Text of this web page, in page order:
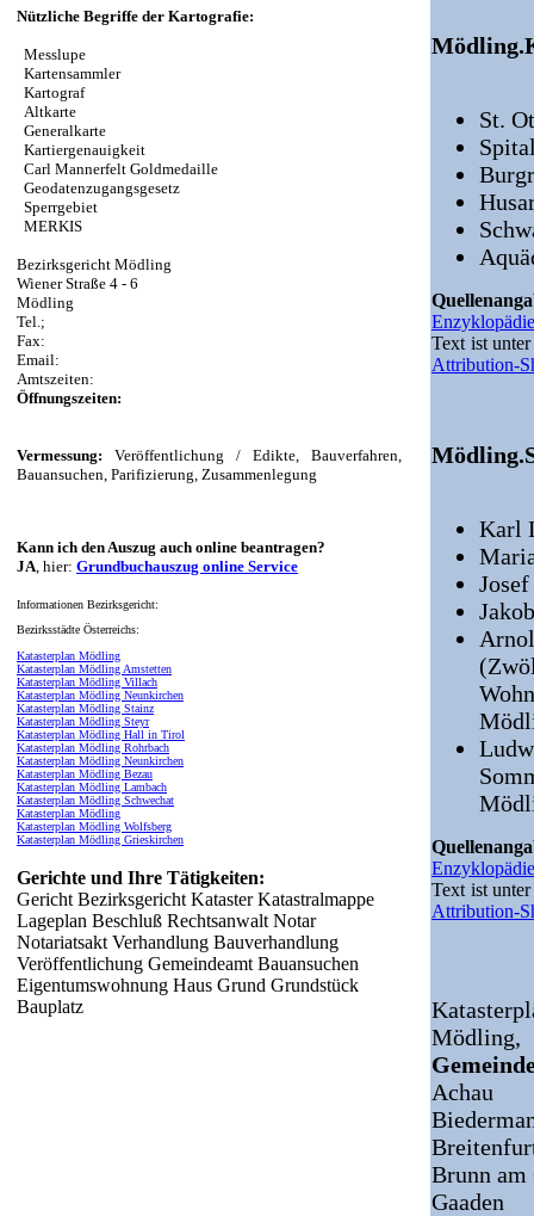
Nützliche Begriffe der Kartografie:
Messlupe
Kartensammler
Kartograf
Altkarte
Generalkarte
Kartiergenauigkeit
Carl Mannerfelt Goldmedaille
Geodatenzugangsgesetz
Sperrgebiet
MERKIS
Bezirksgericht Mödling
Wiener Straße 4 - 6
Mödling
Tel.;
Fax:
Email:
Amtszeiten:
Öffnungszeiten:
Vermessung: Veröffentlichung / Edikte, Bauverfahren,
Bauansuchen, Parifizierung, Zusammenlegung
Kann ich den Auszug auch online beantragen?
JA, hier: Grundbuchauszug online Service
Informationen Bezirksgericht:
Bezirksstädte Österreichs:
Katasterplan Mödling
Katasterplan Mödling Amstetten
Katasterplan Mödling Villach
Katasterplan Mödling Neunkirchen
Katasterplan Mödling Stainz
Katasterplan Mödling Steyr
Katasterplan Mödling Hall in Tirol
Katasterplan Mödling Rohrbach
Katasterplan Mödling Neunkirchen
Katasterplan Mödling Bezau
Katasterplan Mödling Lambach
Katasterplan Mödling Schwechat
Katasterplan Mödling
Katasterplan Mödling Wolfsberg
Katasterplan Mödling Grieskirchen
Gerichte und Ihre Tätigkeiten:
Gericht Bezirksgericht Kataster Katastralmappe
Lageplan Beschluß Rechtsanwalt Notar
Notariatsakt Verhandlung Bauverhandlung
Veröffentlichung Gemeindeamt Bauansuchen
Eigentumswohnung Haus Grund Grundstück
Bauplatz
St.
Enzyklopädie
Text ist
Attribution-
Karl
Enzyklopädie
Text ist
Attribution-
Mödling,
Achau
Brunn am
Gaaden